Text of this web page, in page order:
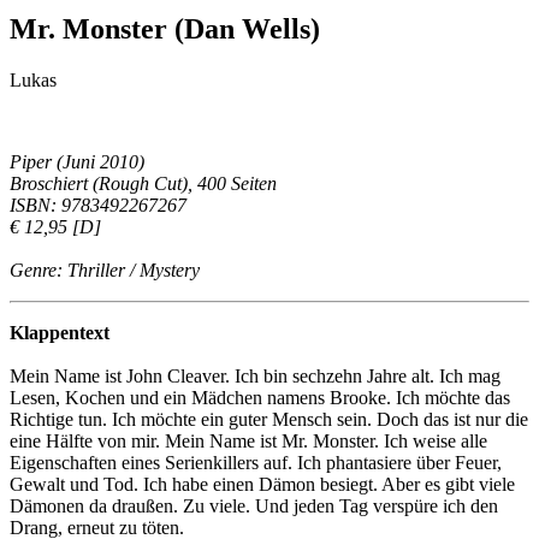
Mr. Monster (Dan Wells)
Lukas
Piper (Juni 2010)
Broschiert (Rough Cut), 400 Seiten
ISBN: 9783492267267
€ 12,95 [D]
Genre: Thriller / Mystery
Klappentext
Mein Name ist John Cleaver. Ich bin sechzehn Jahre alt. Ich mag
Lesen, Kochen und ein Mädchen namens Brooke. Ich möchte das
Richtige tun. Ich möchte ein guter Mensch sein. Doch das ist nur die
eine Hälfte von mir. Mein Name ist Mr. Monster. Ich weise alle
Eigenschaften eines Serienkillers auf. Ich phantasiere über Feuer,
Gewalt und Tod. Ich habe einen Dämon besiegt. Aber es gibt viele
Dämonen da draußen. Zu viele. Und jeden Tag verspüre ich den
Drang, erneut zu töten.